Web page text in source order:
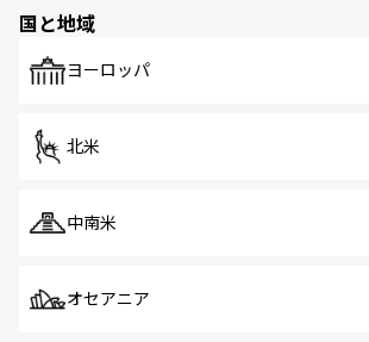
国と地域
ヨーロッパ
北米
中南米
オセアニア